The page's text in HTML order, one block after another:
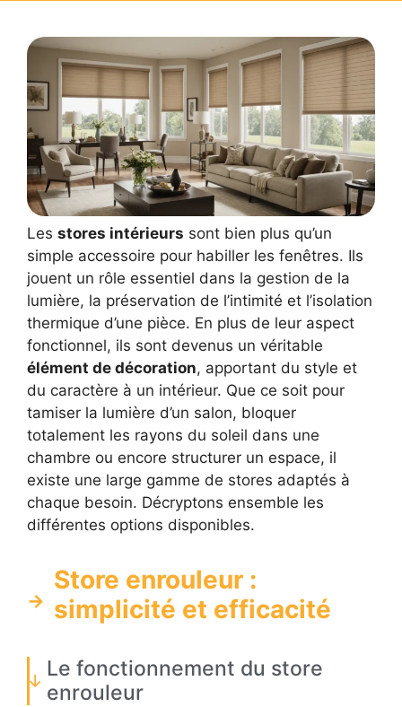
Les stores intérieurs sont bien plus qu’un
simple accessoire pour habiller les fenêtres. Ils
jouent un rôle essentiel dans la gestion de la
lumière, la préservation de l’intimité et l’isolation
thermique d’une pièce. En plus de leur aspect
fonctionnel, ils sont devenus un véritable
élément de décoration, apportant du style et
du caractère à un intérieur. Que ce soit pour
tamiser la lumière d’un salon, bloquer
totalement les rayons du soleil dans une
chambre ou encore structurer un espace, il
existe une large gamme de stores adaptés à
chaque besoin. Décryptons ensemble les
différentes options disponibles.
Store enrouleur :
simplicité et efficacité
Le fonctionnement du store
enrouleur